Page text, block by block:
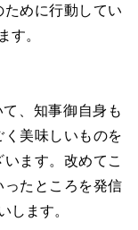
めに行動してい
す。
、知事御自身も
美味しいものを
ます。改めてこ
ったところを発信
します。